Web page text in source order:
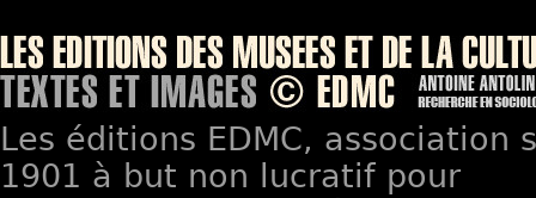
Les éditions EDMC, association
1901 à but non lucratif pour